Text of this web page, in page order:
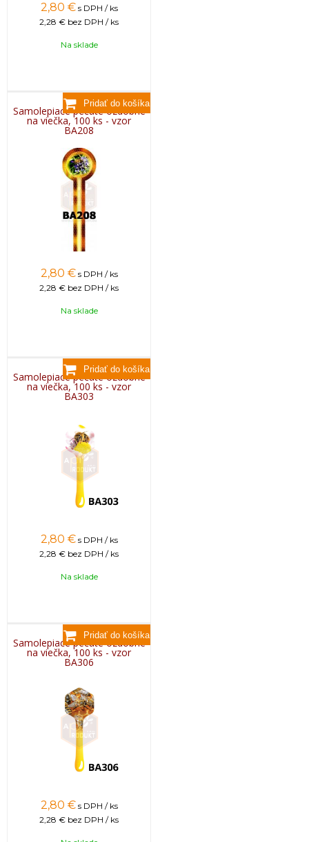
2,80 € s DPH / ks
2,28 € bez DPH / ks
Na sklade
Samolepiace pečate ozdobné
na viečka, 100 ks - vzor
BA208
2,80 € s DPH / ks
2,28 € bez DPH / ks
Na sklade
Samolepiace pečate ozdobné
na viečka, 100 ks - vzor
BA303
2,80 € s DPH / ks
2,28 € bez DPH / ks
Na sklade
Samolepiace pečate ozdobné
na viečka, 100 ks - vzor
BA306
2,80 € s DPH / ks
2,28 € bez DPH / ks